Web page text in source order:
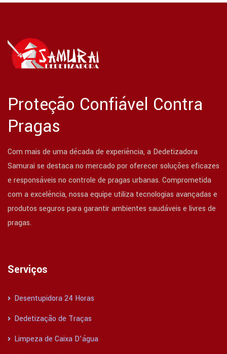
Proteção Confiável Contra
Pragas
Com mais de uma década de experiência, a Dedetizadora
Samurai se destaca no mercado por oferecer soluções eficazes
e responsáveis no controle de pragas urbanas. Comprometida
com a excelência, nossa equipe utiliza tecnologias avançadas e
produtos seguros para garantir ambientes saudáveis e livres de
pragas.
Serviços
Desentupidora 24 Horas
Dedetização de Traças
Limpeza de Caixa D’água